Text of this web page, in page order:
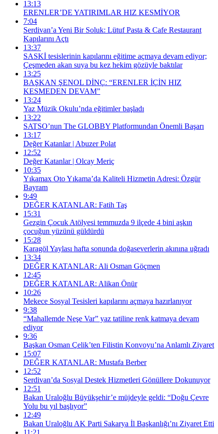
13:13
ERENLER’DE YATIRIMLAR HIZ KESMİYOR
7:04
Serdivan’a Yeni Bir Soluk: Lütuf Pasta & Cafe Restaurant
Kapılarını Açtı
13:37
SASKİ tesislerinin kapılarını eğitime açmaya devam ediyor;
Çeşmeden akan suya bu kez hekim gözüyle baktılar
13:25
BAŞKAN ŞENOL DİNÇ: “ERENLER İÇİN HIZ
KESMEDEN DEVAM”
13:24
Yaz Müzik Okulu’nda eğitimler başladı
13:22
SATSO’nun The GLOBBY Platformundan Önemli Başarı
13:17
Değer Katanlar | Abuzer Polat
12:52
Değer Katanlar | Olcay Meriç
10:35
Yıkamax Oto Yıkama’da Kaliteli Hizmetin Adresi: Özgür
Bayram
9:49
DEĞER KATANLAR: Fatih Taş
15:31
Gezgin Çocuk Atölyesi temmuzda 9 ilçede 4 bini aşkın
çocuğun yüzünü güldürdü
15:28
Karagöl Yaylası hafta sonunda doğaseverlerin akınına uğradı
13:34
DEĞER KATANLAR: Ali Osman Göçmen
12:45
DEĞER KATANLAR: Alikan Önür
10:26
Mekece Sosyal Tesisleri kapılarını açmaya hazırlanıyor
9:38
“Mahallemde Neşe Var” yaz tatiline renk katmaya devam
ediyor
9:36
Başkan Osman Çelik’ten Filistin Konvoyu’na Anlamlı Ziyaret
15:07
DEĞER KATANLAR: Mustafa Berber
12:52
Serdivan’da Sosyal Destek Hizmetleri Gönüllere Dokunuyor
12:51
Bakan Uraloğlu Büyükşehir’e müjdeyle geldi: “Doğu Çevre
Yolu bu yıl başlıyor”
12:49
Bakan Uraloğlu AK Parti Sakarya İl Başkanlığı’nı Ziyaret Etti
11:21